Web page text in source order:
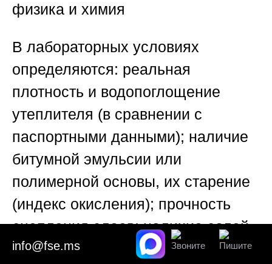
физика и химия
В лабораторных условиях
определяются: реальная
плотность и водопоглощение
утеплителя (в сравнении с
паспортными данными); наличие
битумной эмульсии или
полимерной основы, их старение
(индекс окисления); прочность
сцепления слоев; наличие солей
и хлоридов, указывающих на
info@fse.ms